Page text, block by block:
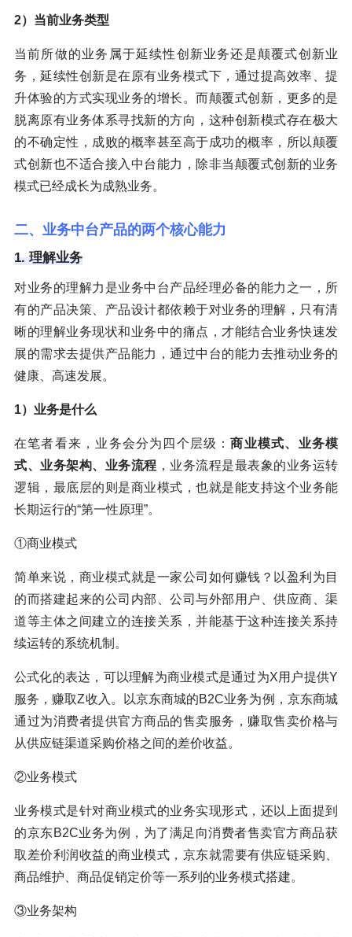
2）当前业务类型
当前所做的业务属于延续性创新业务还是颠覆式创新业
务，延续性创新是在原有业务模式下，通过提高效率、提
升体验的方式实现业务的增长。而颠覆式创新，更多的是
脱离原有业务体系寻找新的方向，这种创新模式存在极大
的不确定性，成败的概率甚至高于成功的概率，所以颠覆
式创新也不适合接入中台能力，除非当颠覆式创新的业务
模式已经成长为成熟业务。
二、业务中台产品的两个核心能力
1. 理解业务
对业务的理解力是业务中台产品经理必备的能力之一，所
有的产品决策、产品设计都依赖于对业务的理解，只有清
晰的理解业务现状和业务中的痛点，才能结合业务快速发
展的需求去提供产品能力，通过中台的能力去推动业务的
健康、高速发展。
1）业务是什么
在笔者看来，业务会分为四个层级：商业模式、业务模
式、业务架构、业务流程 ，业务流程是最表象的业务运转
逻辑，最底层的则是商业模式，也就是能支持这个业务能
长期运行的“第一性原理”。
①商业模式
简单来说，商业模式就是一家公司如何赚钱？以盈利为目
的而搭建起来的公司内部、公司与外部用户、供应商、渠
道等主体之间建立的连接关系，并能基于这种连接关系持
续运转的系统机制。
公式化的表达，可以理解为商业模式是通过为X用户提供Y
服务，赚取Z收入。以京东商城的B2C业务为例，京东商城
通过为消费者提供官方商品的售卖服务，赚取售卖价格与
从供应链渠道采购价格之间的差价收益。
②业务模式
业务模式是针对商业模式的业务实现形式，还以上面提到
的京东B2C业务为例，为了满足向消费者售卖官方商品获
取差价利润收益的商业模式，京东就需要有供应链采购、
商品维护、商品促销定价等一系列的业务模式搭建。
③业务架构